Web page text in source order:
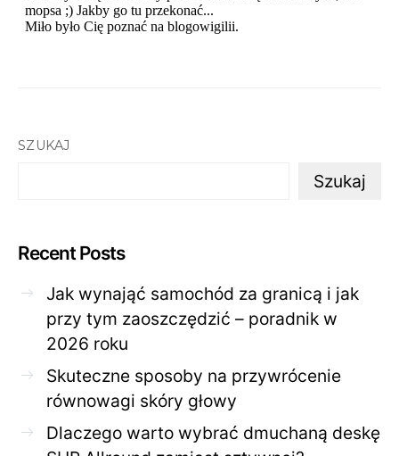
SZUKAJ
Szukaj
Recent Posts
Jak wynająć samochód za granicą i jak
przy tym zaoszczędzić – poradnik w
2026 roku
Skuteczne sposoby na przywrócenie
równowagi skóry głowy
Dlaczego warto wybrać dmuchaną deskę